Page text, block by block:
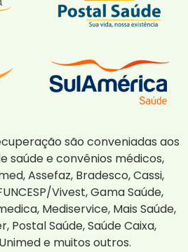
são conveniadas aos
saúde e convênios médicos,
Assefaz, Bradesco, Cassi,
Vivest, Gama Saúde,
Mediservice, Mais Saúde,
Postal Saúde, Saúde Caixa,
e muitos outros.